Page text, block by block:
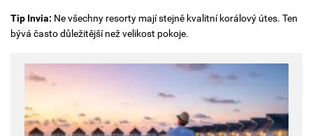
Tip Invia: Ne všechny resorty mají stejně kvalitní korálový útes. Ten
bývá často důležitější než velikost pokoje.